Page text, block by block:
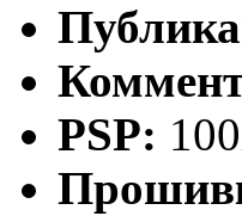
PSP: